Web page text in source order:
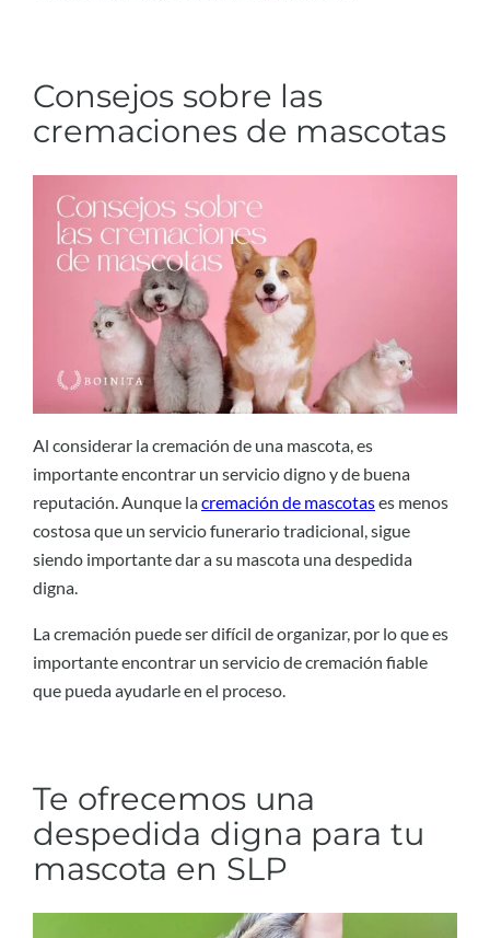
Consejos sobre las
cremaciones de mascotas
Al considerar la cremación de una mascota, es
importante encontrar un servicio digno y de buena
reputación. Aunque lacremación de mascotases menos
costosa que un servicio funerario tradicional, sigue
siendo importante dar a su mascota una despedida
digna.
La cremación puede ser difícil de organizar, por lo que es
importante encontrar un servicio de cremación fiable
que pueda ayudarle en el proceso.
Te ofrecemos una
despedida digna para tu
mascota en SLP